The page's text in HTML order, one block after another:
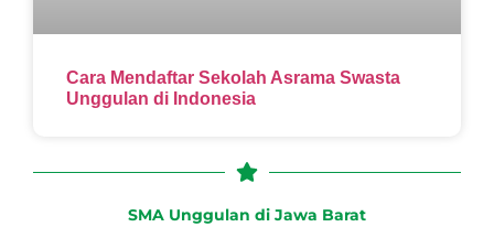
Cara Mendaftar Sekolah Asrama Swasta
Unggulan di Indonesia
SMA Unggulan di Jawa Barat